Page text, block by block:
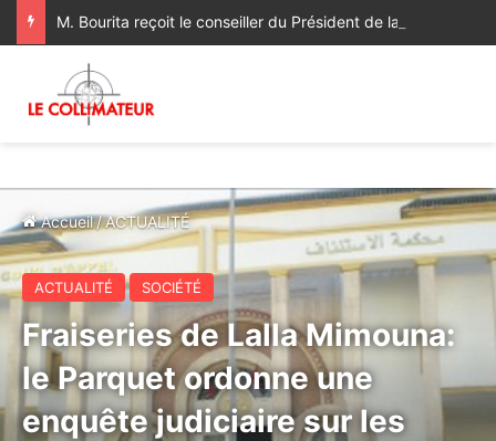
Accueil/ACTUALITÉ
ACTUALITÉ SOCIÉTÉ
Fraiseries de Lalla Mimouna:
le Parquet ordonne une
enquête judiciaire sur les